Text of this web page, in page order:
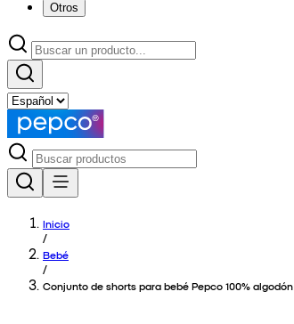
Otros
Inicio
/
Bebé
/
Conjunto de shorts para bebé Pepco 100% algodón